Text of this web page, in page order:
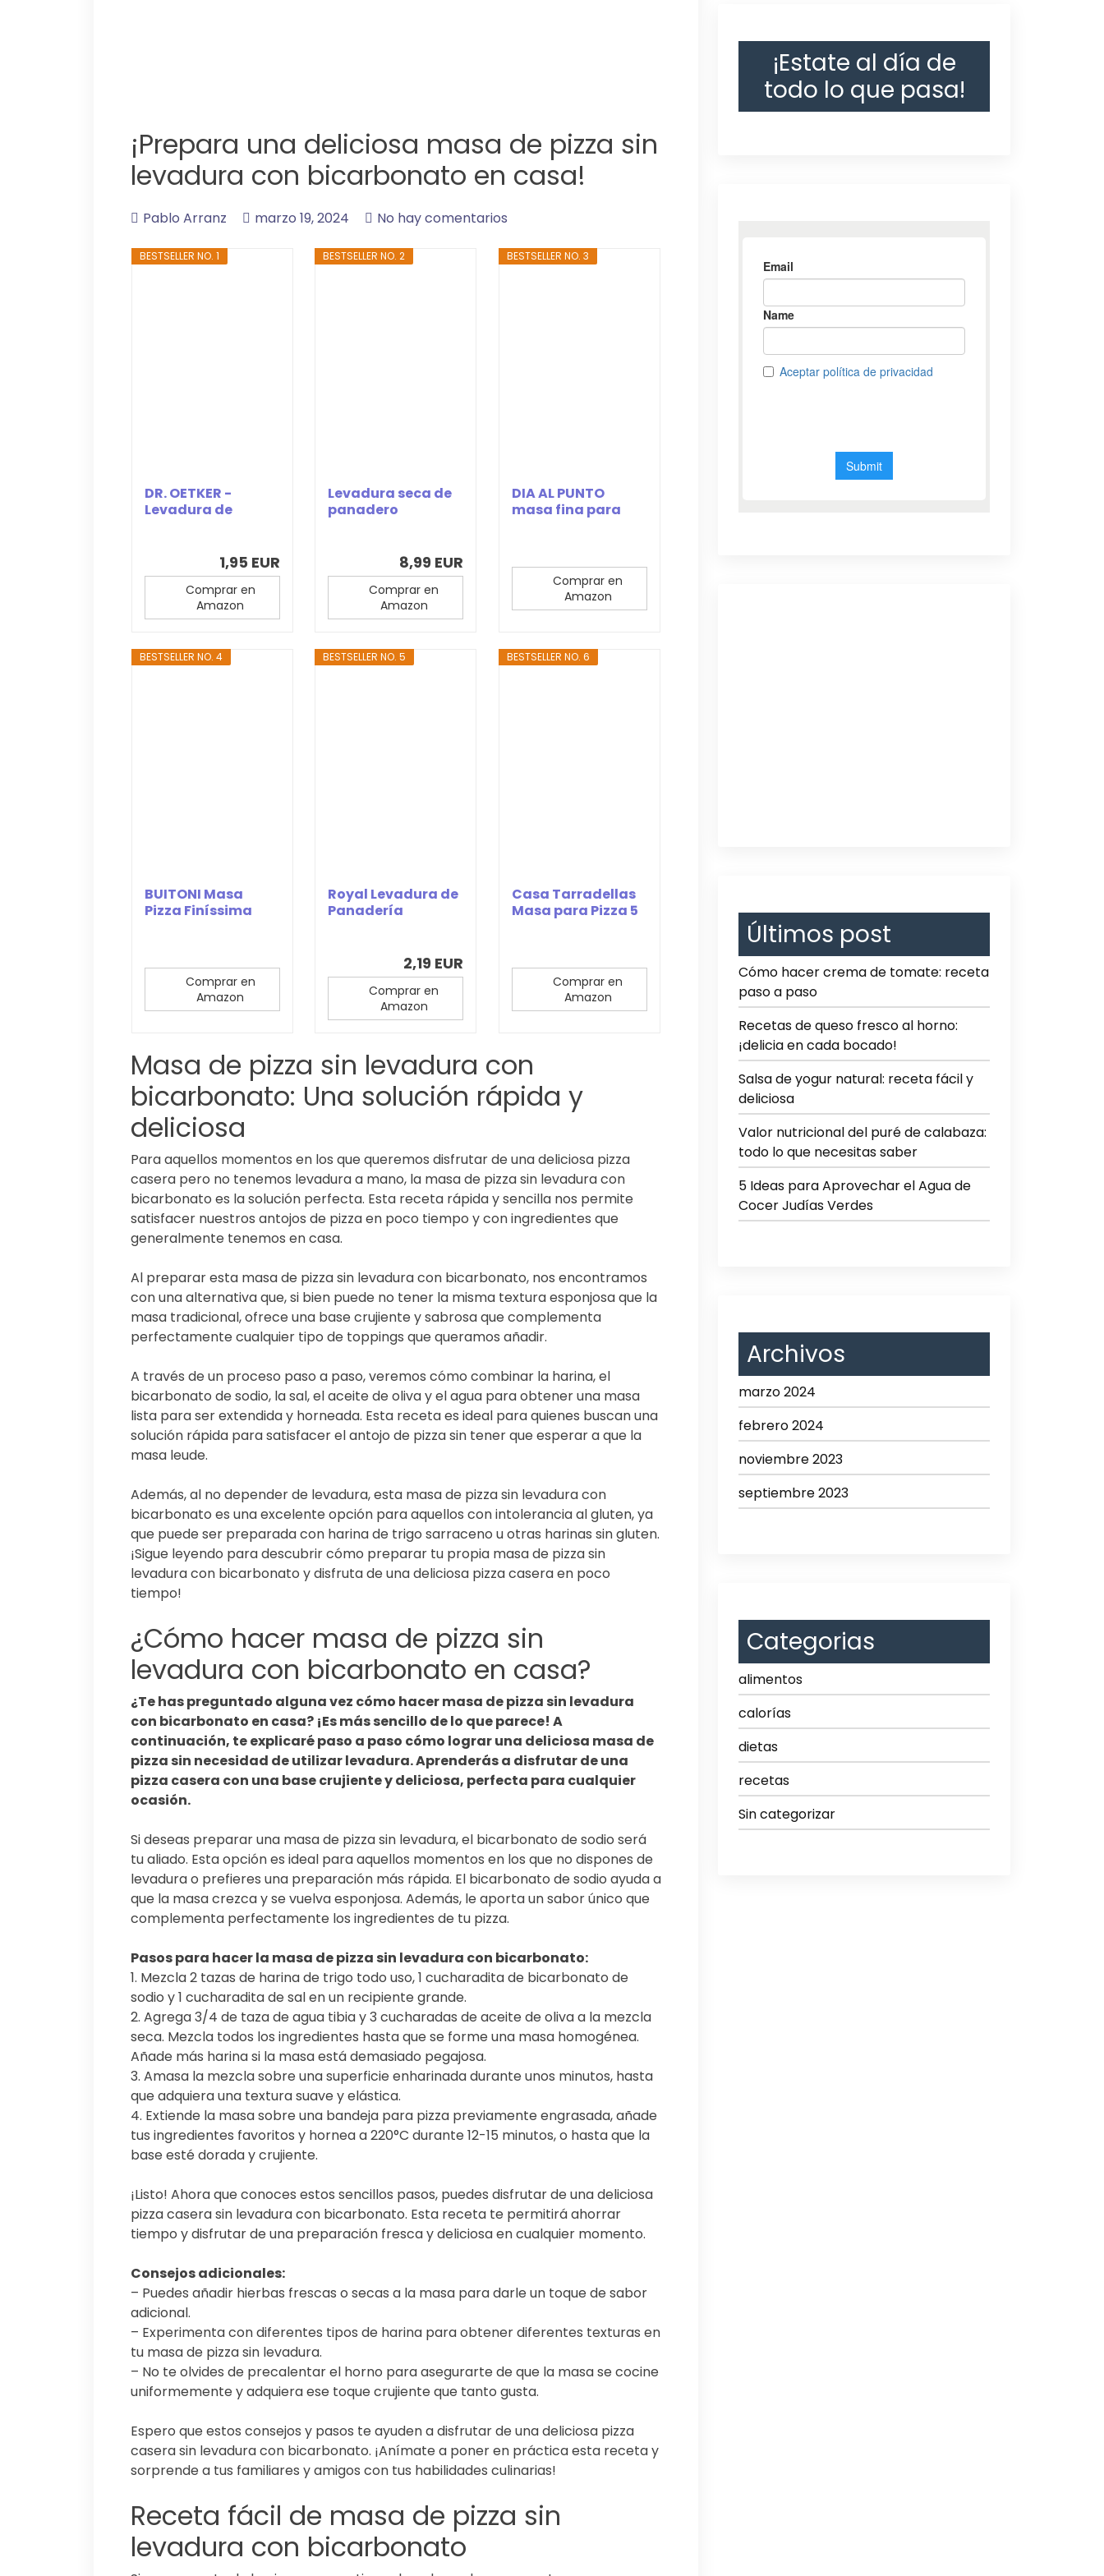
¡Prepara una deliciosa masa de pizza sin
levadura con bicarbonato en casa!
Pablo Arranz marzo 19, 2024 No hay comentarios
BESTSELLER NO. 1
DR. OETKER -
Levadura de
1,95 EUR
Comprar en
Amazon
BESTSELLER NO. 2
Levadura seca de
panadero
8,99 EUR
Comprar en
Amazon
BESTSELLER NO. 3
DIA AL PUNTO
masa fina para
Comprar en
Amazon
BESTSELLER NO. 4
BUITONI Masa
Pizza Finíssima
Comprar en
Amazon
BESTSELLER NO. 5
Royal Levadura de
Panadería
2,19 EUR
Comprar en
Amazon
BESTSELLER NO. 6
Casa Tarradellas
Masa para Pizza 5
Comprar en
Amazon
Masa de pizza sin levadura con
bicarbonato: Una solución rápida y
deliciosa
Para aquellos momentos en los que queremos disfrutar de una deliciosa pizza
casera pero no tenemos levadura a mano, la masa de pizza sin levadura con
bicarbonato es la solución perfecta. Esta receta rápida y sencilla nos permite
satisfacer nuestros antojos de pizza en poco tiempo y con ingredientes que
generalmente tenemos en casa.
Al preparar esta masa de pizza sin levadura con bicarbonato, nos encontramos
con una alternativa que, si bien puede no tener la misma textura esponjosa que la
masa tradicional, ofrece una base crujiente y sabrosa que complementa
perfectamente cualquier tipo de toppings que queramos añadir.
A través de un proceso paso a paso, veremos cómo combinar la harina, el
bicarbonato de sodio, la sal, el aceite de oliva y el agua para obtener una masa
lista para ser extendida y horneada. Esta receta es ideal para quienes buscan una
solución rápida para satisfacer el antojo de pizza sin tener que esperar a que la
masa leude.
Además, al no depender de levadura, esta masa de pizza sin levadura con
bicarbonato es una excelente opción para aquellos con intolerancia al gluten, ya
que puede ser preparada con harina de trigo sarraceno u otras harinas sin gluten.
¡Sigue leyendo para descubrir cómo preparar tu propia masa de pizza sin
levadura con bicarbonato y disfruta de una deliciosa pizza casera en poco
tiempo!
¿Cómo hacer masa de pizza sin
levadura con bicarbonato en casa?
¿Te has preguntado alguna vez cómo hacer masa de pizza sin levadura
con bicarbonato en casa? ¡Es más sencillo de lo que parece! A
continuación, te explicaré paso a paso cómo lograr una deliciosa masa de
pizza sin necesidad de utilizar levadura. Aprenderás a disfrutar de una
pizza casera con una base crujiente y deliciosa, perfecta para cualquier
ocasión.
Si deseas preparar una masa de pizza sin levadura, el bicarbonato de sodio será
tu aliado. Esta opción es ideal para aquellos momentos en los que no dispones de
levadura o prefieres una preparación más rápida. El bicarbonato de sodio ayuda a
que la masa crezca y se vuelva esponjosa. Además, le aporta un sabor único que
complementa perfectamente los ingredientes de tu pizza.
Pasos para hacer la masa de pizza sin levadura con bicarbonato:
1. Mezcla 2 tazas de harina de trigo todo uso, 1 cucharadita de bicarbonato de
sodio y 1 cucharadita de sal en un recipiente grande.
2. Agrega 3/4 de taza de agua tibia y 3 cucharadas de aceite de oliva a la mezcla
seca. Mezcla todos los ingredientes hasta que se forme una masa homogénea.
Añade más harina si la masa está demasiado pegajosa.
3. Amasa la mezcla sobre una superficie enharinada durante unos minutos, hasta
que adquiera una textura suave y elástica.
4. Extiende la masa sobre una bandeja para pizza previamente engrasada, añade
tus ingredientes favoritos y hornea a 220°C durante 12-15 minutos, o hasta que la
base esté dorada y crujiente.
¡Listo! Ahora que conoces estos sencillos pasos, puedes disfrutar de una deliciosa
pizza casera sin levadura con bicarbonato. Esta receta te permitirá ahorrar
tiempo y disfrutar de una preparación fresca y deliciosa en cualquier momento.
Consejos adicionales:
– Puedes añadir hierbas frescas o secas a la masa para darle un toque de sabor
adicional.
– Experimenta con diferentes tipos de harina para obtener diferentes texturas en
tu masa de pizza sin levadura.
– No te olvides de precalentar el horno para asegurarte de que la masa se cocine
uniformemente y adquiera ese toque crujiente que tanto gusta.
Espero que estos consejos y pasos te ayuden a disfrutar de una deliciosa pizza
casera sin levadura con bicarbonato. ¡Anímate a poner en práctica esta receta y
sorprende a tus familiares y amigos con tus habilidades culinarias!
Receta fácil de masa de pizza sin
levadura con bicarbonato
¡Estate al día de
todo lo que pasa!
Últimos post
Cómo hacer crema de tomate: receta
paso a paso
Recetas de queso fresco al horno:
¡delicia en cada bocado!
Salsa de yogur natural: receta fácil y
deliciosa
Valor nutricional del puré de calabaza:
todo lo que necesitas saber
5 Ideas para Aprovechar el Agua de
Cocer Judías Verdes
Archivos
marzo 2024
febrero 2024
noviembre 2023
septiembre 2023
Categorias
alimentos
calorías
dietas
recetas
Sin categorizar